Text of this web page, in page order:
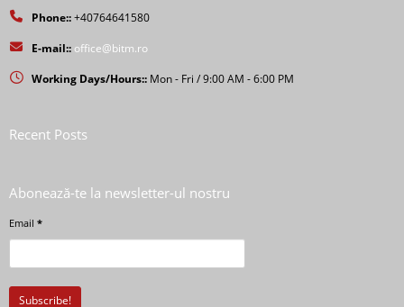
Phone::+40764641580
E-mail:: office@bitm.ro
Working Days/Hours:: Mon - Fri / 9:00 AM - 6:00 PM
Recent Posts
Abonează-te la newsletter-ul nostru
Email *